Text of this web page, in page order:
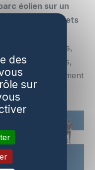
éolien sur un
de projets
au bois,
et touristiques,
services publics,
des
sur